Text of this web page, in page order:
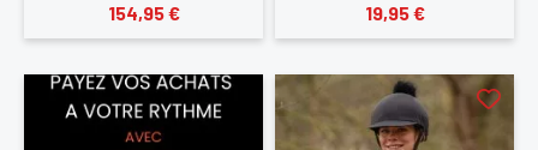
154,95 € 19,95 €